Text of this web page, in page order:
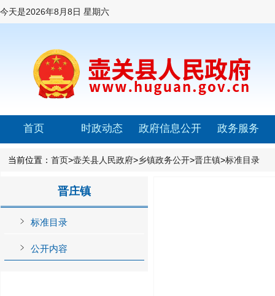
今天是2026年8月8日 星期六
首页 时政动态 政府信息公开 政务服务
当前位置： 首页>壶关县人民政府>乡镇政务公开>晋庄镇>标准目录
晋庄镇
标准目录
公开内容